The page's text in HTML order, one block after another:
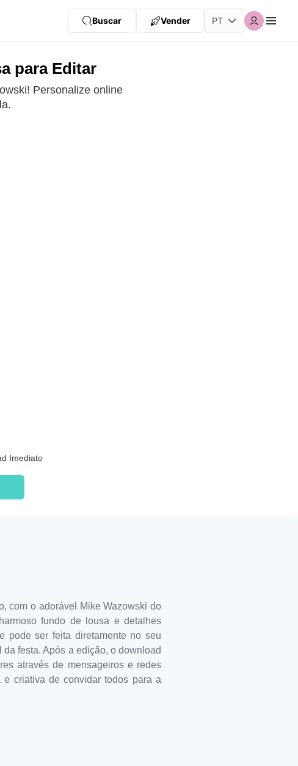
Buscar Vender
para Editar
Personalize online
Imediato
com o adorável Mike Wazowski do
fundo de lousa e detalhes
pode ser feita diretamente no seu
festa. Após a edição, o download
através de mensageiros e redes
criativa de convidar todos para a